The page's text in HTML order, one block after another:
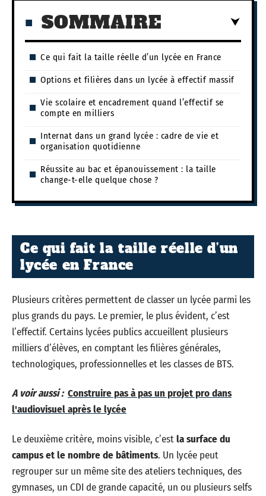
SOMMAIRE
Ce qui fait la taille réelle d’un lycée en France
Options et filières dans un lycée à effectif massif
Vie scolaire et encadrement quand l’effectif se
compte en milliers
Internat dans un grand lycée : cadre de vie et
organisation quotidienne
Réussite au bac et épanouissement : la taille
change-t-elle quelque chose ?
Ce qui fait la taille réelle d’un
lycée en France
Plusieurs critères permettent de classer un lycée parmi les
plus grands du pays. Le premier, le plus évident, c’est
l’effectif. Certains lycées publics accueillent plusieurs
milliers d’élèves, en comptant les filières générales,
technologiques, professionnelles et les classes de BTS.
A voir aussi : Construire pas à pas un projet pro dans
l'audiovisuel après le lycée
Le deuxième critère, moins visible, c’estla surface du
campus et le nombre de bâtiments. Un lycée peut
regrouper sur un même site des ateliers techniques, des
gymnases, un CDI de grande capacité, un ou plusieurs selfs